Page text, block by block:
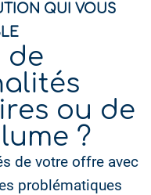
QUI VOUS
de
ou de
?
de votre offre avec
problématiques